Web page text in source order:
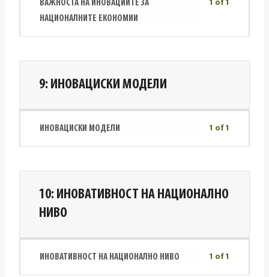
1 of 1
ВАЖНОСТА НА ИНОВАЦИИТЕ ЗА
НАЦИОНАЛНИТЕ ЕКОНОМИИ
9: ИНОВАЦИСКИ МОДЕЛИ
1 of 1
ИНОВАЦИСКИ МОДЕЛИ
10: ИНОВАТИВНОСТ НА НАЦИОНАЛНО
НИВО
1 of 1
ИНОВАТИВНОСТ НА НАЦИОНАЛНО НИВО